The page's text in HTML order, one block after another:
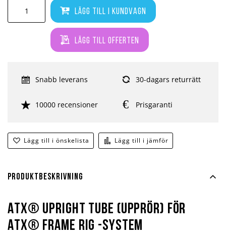
Lägg till i kundvagn
Lägg till offerten
Lägg till i önskelista Lägg till i jämför
Snabb leverans 30-dagars returrätt
10000 recensioner Prisgaranti
Produktbeskrivning
ATX® Upright Tube (upprör) för
ATX® Frame RIG -system